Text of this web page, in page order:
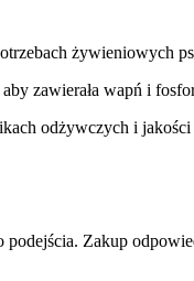
żywieniowych
zawierała wapń i
odżywczych i
podejścia. Zakup